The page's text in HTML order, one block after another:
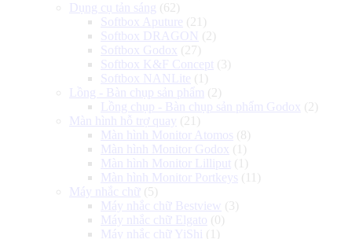
Dụng cụ tản sáng (62)
Softbox Aputure (21)
Softbox DRAGON (2)
Softbox Godox (27)
Softbox K&F Concept (3)
Softbox NANLite (1)
Lồng - Bàn chụp sản phẩm (2)
Lồng chụp - Bàn chụp sản phẩm Godox (2)
Màn hình hỗ trợ quay (21)
Màn hình Monitor Atomos (8)
Màn hình Monitor Godox (1)
Màn hình Monitor Lilliput (1)
Màn hình Monitor Portkeys (11)
Máy nhắc chữ (5)
Máy nhắc chữ Bestview (3)
Máy nhắc chữ Elgato (0)
Máy nhắc chữ YiShi
(1)